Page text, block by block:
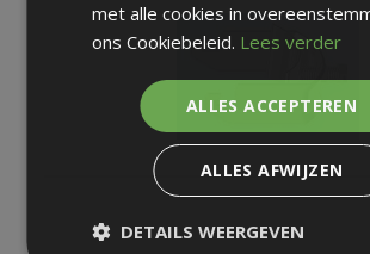
met alle cookies in
ons Cookiebeleid. Lees verder
ALLES ACCEPTEREN
ALLES AFWIJZEN
DETAILS WEERGEVEN